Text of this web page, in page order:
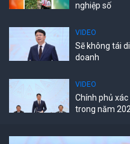
nghiệp số
VIDEO
Sẽ không tái
doanh
VIDEO
Chính phủ xác
trong năm